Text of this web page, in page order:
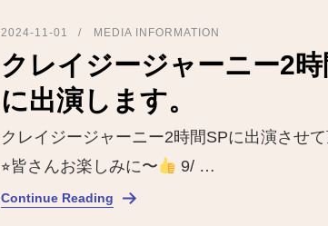
2024-11-01 MEDIA INFORMATION
クレイジージャーニー2時
に出演します。
クレイジージャーニー2時間SPに出演させ
⭐︎皆さんお楽しみに〜
9/ …
Continue Reading